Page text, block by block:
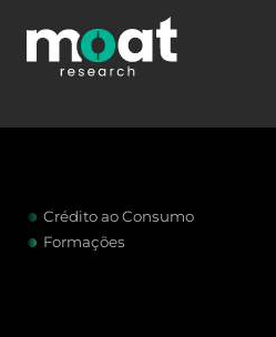
Crédito ao Consumo
Formações